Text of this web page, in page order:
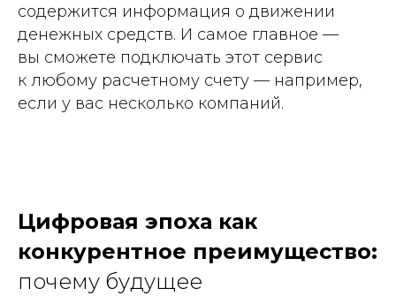
содержится информация о движении
денежных средств. И самое главное —
вы сможете подключать этот сервис
к любому расчетному счету — например,
если у вас несколько компаний.
Цифровая эпоха как
конкурентное преимущество:
почему будущее